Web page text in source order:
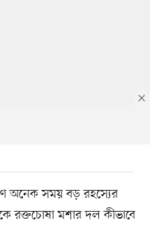
অনেক সময় বড় রহস্যের
রক্তচোষা মশার দল কীভাবে